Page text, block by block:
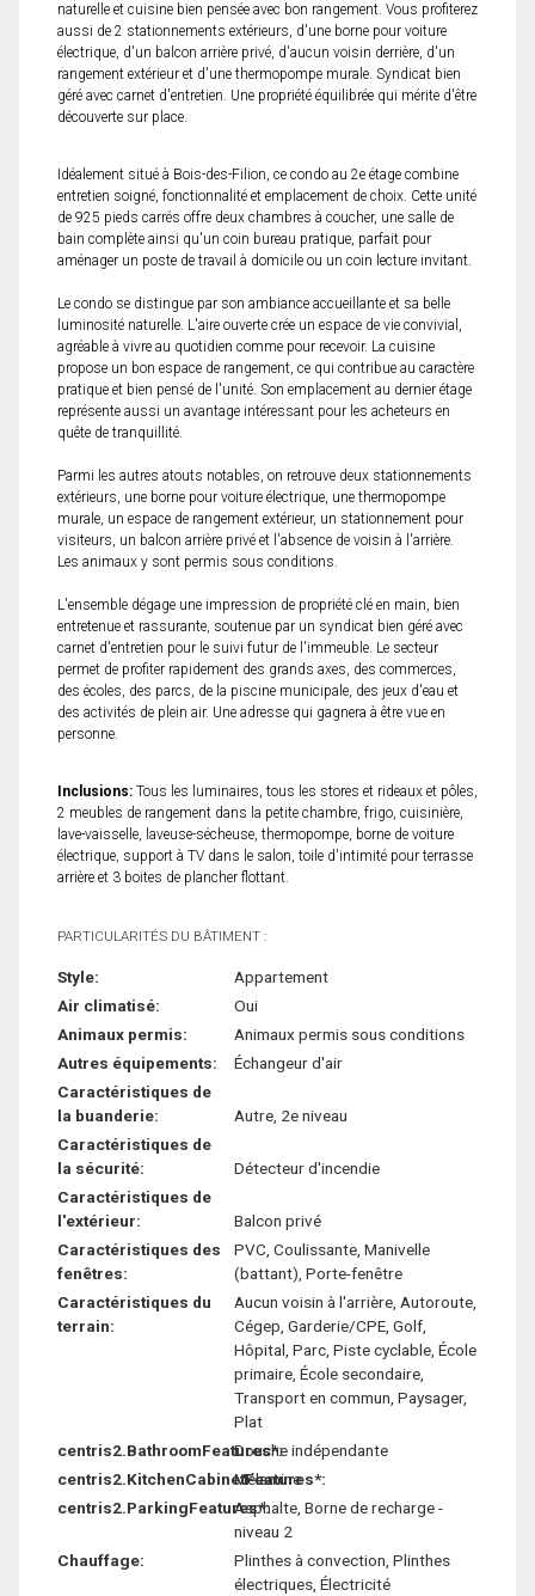
naturelle et cuisine bien pensée avec bon rangement. Vous profiterez
aussi de 2 stationnements extérieurs, d'une borne pour voiture
électrique, d'un balcon arrière privé, d'aucun voisin derrière, d'un
rangement extérieur et d'une thermopompe murale. Syndicat bien
géré avec carnet d'entretien. Une propriété équilibrée qui mérite d'être
découverte sur place.
Idéalement situé à Bois-des-Filion, ce condo au 2e étage combine
entretien soigné, fonctionnalité et emplacement de choix. Cette unité
de 925 pieds carrés offre deux chambres à coucher, une salle de
bain complète ainsi qu'un coin bureau pratique, parfait pour
aménager un poste de travail à domicile ou un coin lecture invitant.
Le condo se distingue par son ambiance accueillante et sa belle
luminosité naturelle. L'aire ouverte crée un espace de vie convivial,
agréable à vivre au quotidien comme pour recevoir. La cuisine
propose un bon espace de rangement, ce qui contribue au caractère
pratique et bien pensé de l'unité. Son emplacement au dernier étage
représente aussi un avantage intéressant pour les acheteurs en
quête de tranquillité.
Parmi les autres atouts notables, on retrouve deux stationnements
extérieurs, une borne pour voiture électrique, une thermopompe
murale, un espace de rangement extérieur, un stationnement pour
visiteurs, un balcon arrière privé et l'absence de voisin à l'arrière.
Les animaux y sont permis sous conditions.
L'ensemble dégage une impression de propriété clé en main, bien
entretenue et rassurante, soutenue par un syndicat bien géré avec
carnet d'entretien pour le suivi futur de l'immeuble. Le secteur
permet de profiter rapidement des grands axes, des commerces,
des écoles, des parcs, de la piscine municipale, des jeux d'eau et
des activités de plein air. Une adresse qui gagnera à être vue en
personne.
Inclusions: Tous les luminaires, tous les stores et rideaux et pôles,
2 meubles de rangement dans la petite chambre, frigo, cuisinière,
lave-vaisselle, laveuse-sécheuse, thermopompe, borne de voiture
électrique, support à TV dans le salon, toile d'intimité pour terrasse
arrière et 3 boites de plancher flottant.
PARTICULARITÉS DU BÂTIMENT :
Style:
Appartement
Air climatisé:
Oui
Animaux permis:
Animaux permis sous conditions
Autres équipements:
Échangeur d'air
Caractéristiques de
la buanderie:
Autre, 2e niveau
Caractéristiques de
la sécurité:
Détecteur d'incendie
Caractéristiques de
l'extérieur:
Balcon privé
Caractéristiques des
fenêtres:
PVC, Coulissante, Manivelle
(battant), Porte-fenêtre
Caractéristiques du
terrain:
Aucun voisin à l'arrière, Autoroute,
Cégep, Garderie/CPE, Golf,
Hôpital, Parc, Piste cyclable, École
primaire, École secondaire,
Transport en commun, Paysager,
Plat
centris2.BathroomFeatures*:Douche indépendante
centris2.KitchenCabinetFeatures*:
Mélamine
centris2.ParkingFeatures*:Asphalte, Borne de recharge -
niveau 2
Chauffage:
Plinthes à convection, Plinthes
électriques, Électricité